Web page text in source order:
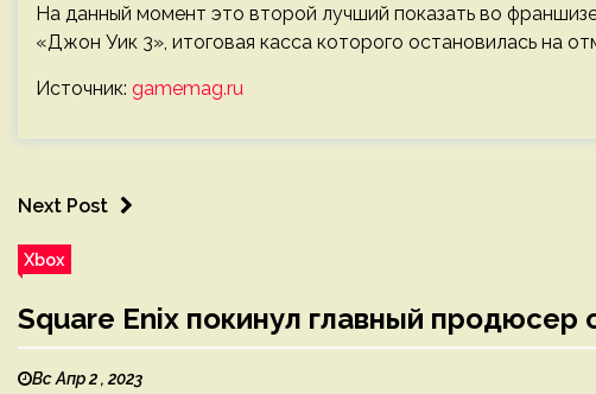
На данный момент это второй лучший показать во
«Джон Уик 3», итоговая касса которого остановилась на
Источник: gamemag.ru
Next Post
Xbox
Square Enix покинул главный продюсер
Вс Апр 2 , 2023